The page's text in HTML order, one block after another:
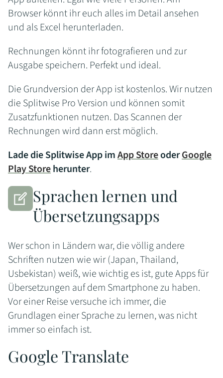
Browser könnt ihr euch alles im Detail ansehen
und als Excel herunterladen.
Rechnungen könnt ihr fotografieren und zur
Ausgabe speichern. Perfekt und ideal.
Die Grundversion der App ist kostenlos. Wir nutzen
die Splitwise Pro Version und können somit
Zusatzfunktionen nutzen. Das Scannen der
Rechnungen wird dann erst möglich.
Lade die Splitwise App imApp StoreoderGoogle
Play Storeherunter.
Sprachen lernen und
Übersetzungsapps
Wer schon in Ländern war, die völlig andere
Schriften nutzen wie wir (Japan, Thailand,
Usbekistan) weiß, wie wichtig es ist, gute Apps für
Übersetzungen auf dem Smartphone zu haben.
Vor einer Reise versuche ich immer, die
Grundlagen einer Sprache zu lernen, was nicht
immer so einfach ist.
Google Translate